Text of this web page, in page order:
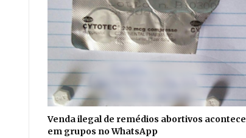
Venda ilegal de remédios abortivos acontece
em grupos no WhatsApp